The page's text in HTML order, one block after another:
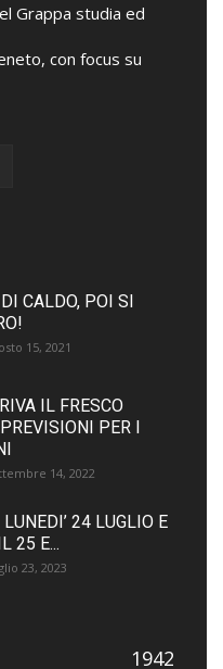
Grappa studia ed
con focus su
CALDO, POI SI
15, 2021
IL FRESCO
PER I
14, 2022
24 LUGLIO E
25 E...
23, 2023
1942